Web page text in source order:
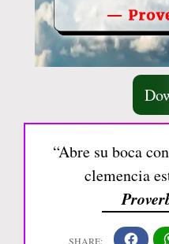
“Abre su boca
clemencia